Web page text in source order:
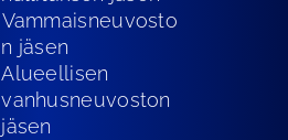
⁠Vammaisneuvosto
n jäsen
Alueellisen
vanhusneuvoston
jäsen